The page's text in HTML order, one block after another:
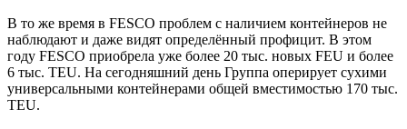
В то же время в FESCO проблем с наличием контейнеров не
наблюдают и даже видят определённый профицит. В этом
году FESCO приобрела уже более 20 тыс. новых FEU и более
6 тыс. TEU. На сегодняшний день Группа оперирует сухими
универсальными контейнерами общей вместимостью 170 тыс.
TEU.